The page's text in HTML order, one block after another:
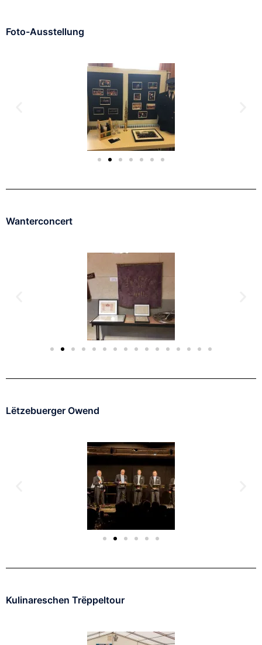
Foto-Ausstellung
Wanterconcert
Lëtzebuerger Owend
Kulinareschen Trëppeltour